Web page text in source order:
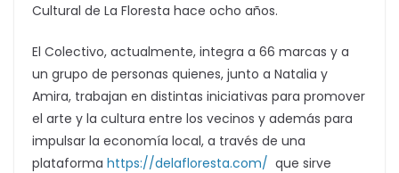
Cultural de La Floresta hace ocho años.
El Colectivo, actualmente, integra a 66 marcas y a
un grupo de personas quienes, junto a Natalia y
Amira, trabajan en distintas iniciativas para promover
el arte y la cultura entre los vecinos y además para
impulsar la economía local, a través de una
plataforma https://delafloresta.com/ que sirve